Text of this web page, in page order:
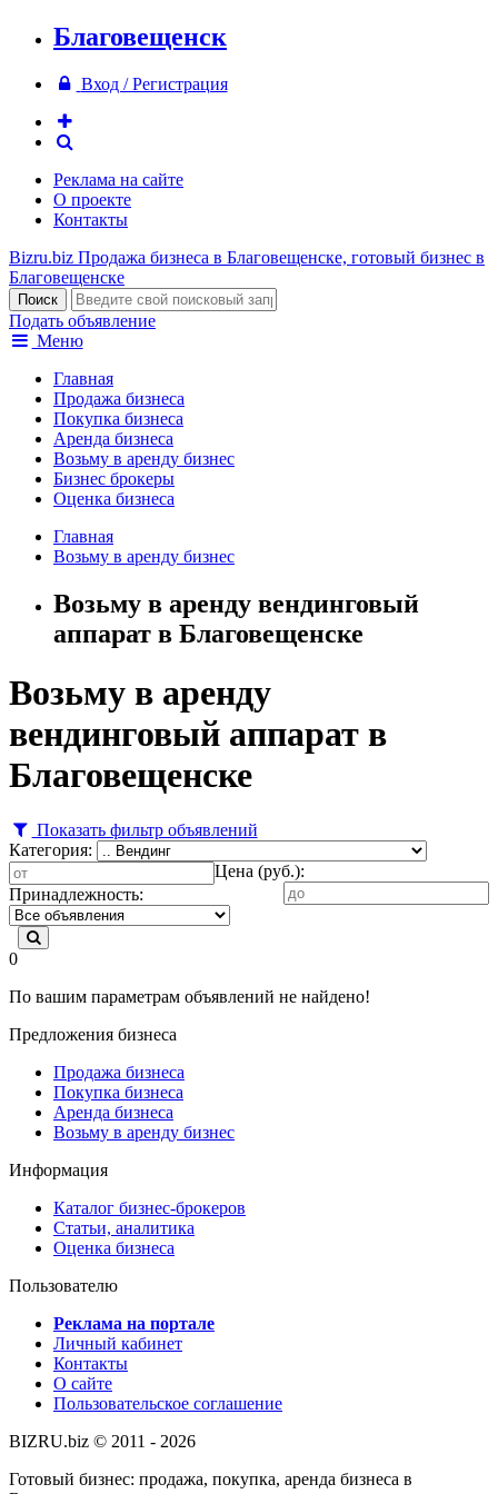
Благовещенск
Вход / Регистрация
Реклама на сайте
О проекте
Контакты
Bizru.biz Продажа бизнеса в Благовещенске, готовый бизнес в
Благовещенске
Подать объявление
Меню
Главная
Продажа бизнеса
Покупка бизнеса
Аренда бизнеса
Возьму в аренду бизнес
Бизнес брокеры
Оценка бизнеса
Главная
Возьму в аренду бизнес
Возьму в аренду вендинговый
аппарат в Благовещенске
Возьму в аренду
вендинговый аппарат в
Благовещенске
Показать фильтр объявлений
Категория:
Цена (руб.):
Принадлежность:
0
По вашим параметрам объявлений не найдено!
Предложения бизнеса
Продажа бизнеса
Покупка бизнеса
Аренда бизнеса
Возьму в аренду бизнес
Информация
Каталог бизнес-брокеров
Статьи, аналитика
Оценка бизнеса
Пользователю
Реклама на портале
Личный кабинет
Контакты
О сайте
Пользовательское соглашение
BIZRU.biz © 2011 - 2026
Готовый бизнес: продажа, покупка, аренда бизнеса в